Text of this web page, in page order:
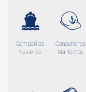
Compañías
Navieras
Consultores
Marítimos